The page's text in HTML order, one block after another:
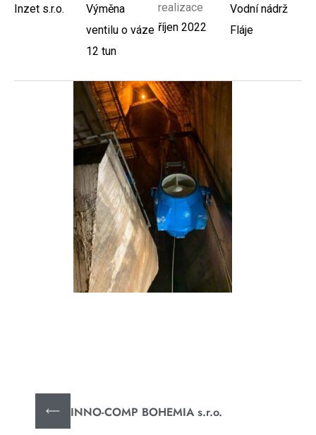
Inzet s.r.o.
Výměna
ventilu o váze
12 tun
realizace
říjen 2022
Vodní nádrž
Fláje
INNO-COMP BOHEMIA s.r.o.